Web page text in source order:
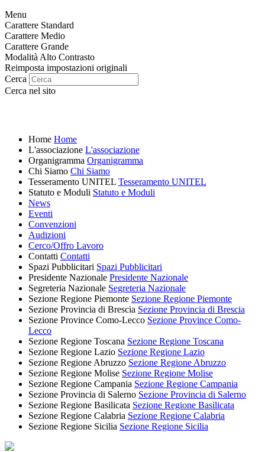
Menu
Carattere Standard
Carattere Medio
Carattere Grande
Modalità Alto Contrasto
Reimposta impostazioni originali
Cerca
Cerca nel sito
Home Home
L'associazione L'associazione
Organigramma Organigramma
Chi Siamo Chi Siamo
Tesseramento UNITEL Tesseramento UNITEL
Statuto e Moduli Statuto e Moduli
News
Eventi
Convenzioni
Audizioni
Cerco/Offro Lavoro
Contatti Contatti
Spazi Pubblicitari Spazi Pubblicitari
Presidente Nazionale Presidente Nazionale
Segreteria Nazionale Segreteria Nazionale
Sezione Regione Piemonte Sezione Regione Piemonte
Sezione Provincia di Brescia Sezione Provincia di Brescia
Sezione Province Como-Lecco Sezione Province Como-
Lecco
Sezione Regione Toscana Sezione Regione Toscana
Sezione Regione Lazio Sezione Regione Lazio
Sezione Regione Abruzzo Sezione Regione Abruzzo
Sezione Regione Molise Sezione Regione Molise
Sezione Regione Campania Sezione Regione Campania
Sezione Provincia di Salerno Sezione Provincia di Salerno
Sezione Regione Basilicata Sezione Regione Basilicata
Sezione Regione Calabria Sezione Regione Calabria
Sezione Regione Sicilia Sezione Regione Sicilia